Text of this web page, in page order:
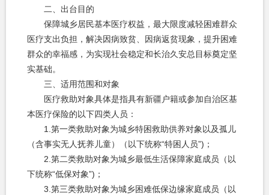
二、出台目的
保障城乡居民基本医疗权益，最大限度减轻困难群众
医疗支出负担，解决因病致贫、因病返贫现象，提升困难
群众的幸福感，为实现社会稳定和长治久安总目标奠定坚
实基础。
三、适用范围和对象
医疗救助对象具体是指具有新疆户籍或参加自治区基
本医疗保险的以下四类人员：
1.第一类救助对象为城乡特困救助供养对象以及孤儿
（含事实无人抚养儿童）（以下统称“特困人员”)；
2.第二类救助对象为城乡最低生活保障家庭成员（以
下统称“低保对象”)；
3.第三类救助对象为城乡困难低保边缘家庭成员（以